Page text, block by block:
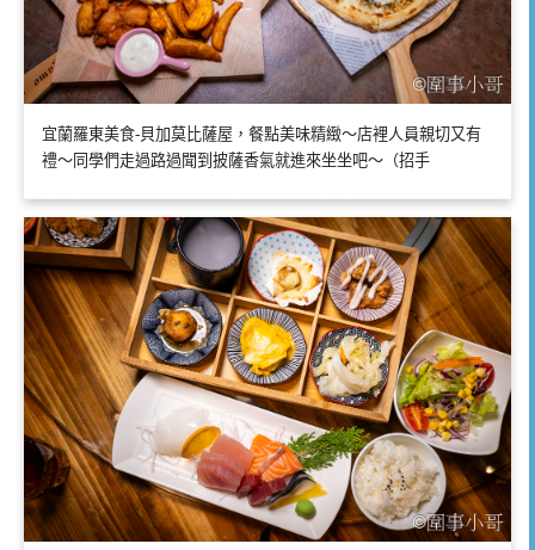
宜蘭羅東美食-貝加莫比薩屋，餐點美味精緻～店裡人員親切又有
禮～同學們走過路過聞到披薩香氣就進來坐坐吧～（招手